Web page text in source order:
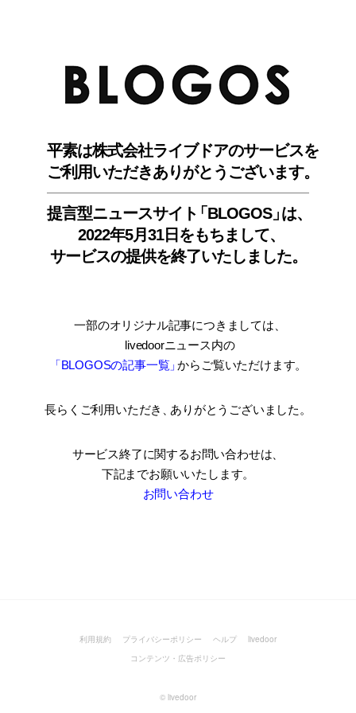
平素は株式会社ライブドアのサービスを
ご利用いただきありがとうございます。
提言型ニュースサイ ト「BLOGOS」は、
2022年5月31日をもちまして、
サービスの提供を終了いたしました。
一部のオリジナル記事につきましては
livedoorニュース内の
「BLOGOSの記事一覧」からご覧いただけます。
長らくご利用いただき ありがとうございました。
サービス終了に関するお問い合わせは、
下記までお願いいたします。
お問い合わせ
利用規約 プライバシーポリシー ヘルプ
livedoor
コンテンツ・広告ポリシー
© livedoor